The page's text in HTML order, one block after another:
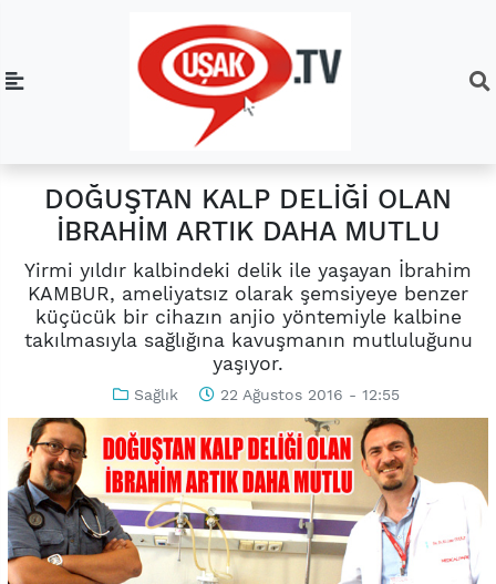
DOĞUŞTAN KALP DELİĞİ OLAN
İBRAHİM ARTIK DAHA MUTLU
Yirmi yıldır kalbindeki delik ile yaşayan İbrahim
KAMBUR, ameliyatsız olarak şemsiyeye benzer
küçücük bir cihazın anjio yöntemiyle kalbine
takılmasıyla sağlığına kavuşmanın mutluluğunu
yaşıyor.
Sağlık 22 Ağustos 2016 - 12:55